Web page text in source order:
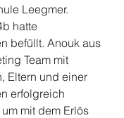
Leegmer.
hatte
befüllt. Anouk aus
Team mit
Eltern und einer
erfolgreich
mit dem Erlös